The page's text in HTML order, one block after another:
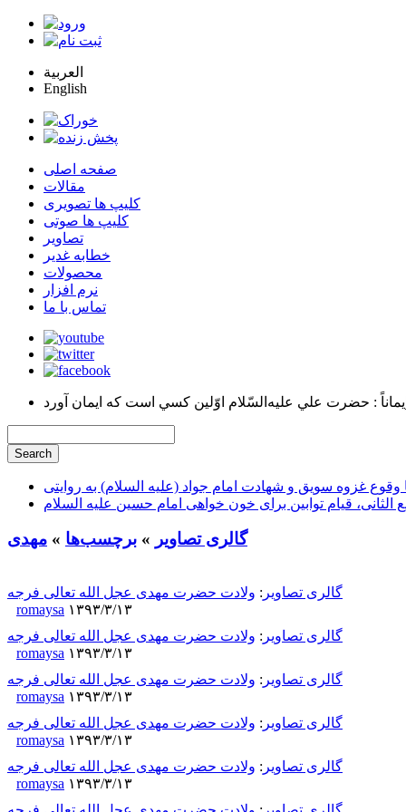
العربية
English
صفحه اصلی
مقالات
کلیپ ها تصویری
کلیپ ها صوتی
تصاویر
خطابه غدیر
محصولات
نرم افزار
تماس با ما
غزوه سویق و شهادت امام جواد (علیه السلام) به روایتی
الثانی، قیام توابین برای خون خواهی امام حسین علیه السلام
گالری تصاویر » برچسب‌ها » مهدی
گالری تصاویر : ولادت حضرت مهدی عجل الله تعالی فرجه
romaysa ۱۳۹۳/۳/۱۳
گالری تصاویر : ولادت حضرت مهدی عجل الله تعالی فرجه
romaysa ۱۳۹۳/۳/۱۳
گالری تصاویر : ولادت حضرت مهدی عجل الله تعالی فرجه
romaysa ۱۳۹۳/۳/۱۳
گالری تصاویر : ولادت حضرت مهدی عجل الله تعالی فرجه
romaysa ۱۳۹۳/۳/۱۳
گالری تصاویر : ولادت حضرت مهدی عجل الله تعالی فرجه
romaysa ۱۳۹۳/۳/۱۳